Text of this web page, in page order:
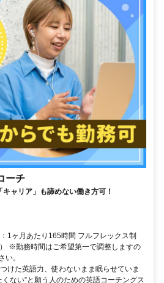
ーチ
ャリア」も諦めない働き方可！
1ヶ月あたり165時間 フルフレックス制
※勤務時間はご希望第一で調整しますの
い。
けた英語力、使わないまま眠らせていま
ない”と願う人のための英語コーチングス